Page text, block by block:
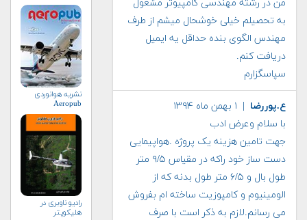
من در رشته مهندسی کامپیوتر مشغول
به تحصیلم خیلی خوشحال میشم از طرف
مهندس الگوی بنده حداقل یه ایمیل
دریافت کنم.
سپاسگزارم
ع.پوررضا | ۱ بهمن ماه ۱۳۹۴
با سلام وعرض ادب
جهت تامین هزینه یک پروژه .هواپیمایی
دست ساز خود راکه در مقیاس ۹/۵ متر
طول بال و ۶/۵ متر طول بدنه که از
الومینیوم و کامپوزیت ساخته ام بفروش
می رسانم.لازم به ذکر است با صرف
نشریه هوانوردی
Aeropub
رادیو ناوبری در
هلیکوپتر